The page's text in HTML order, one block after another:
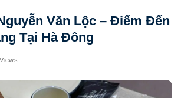
Văn Lộc – Điểm Đến
Tại Hà Đông